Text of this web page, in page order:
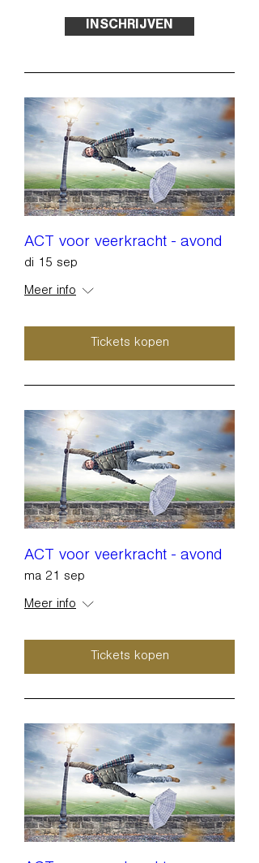
INSCHRIJVEN
ACT voor veerkracht - avond
di 15 sep
Meer info
Tickets kopen
ACT voor veerkracht - avond
ma 21 sep
Meer info
Tickets kopen